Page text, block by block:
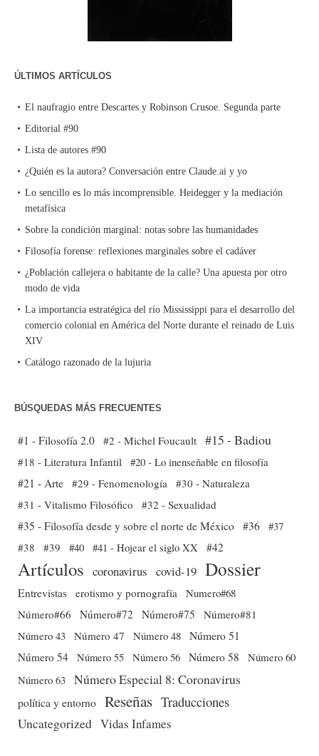
ÚLTIMOS ARTÍCULOS
El naufragio entre Descartes y Robinson Crusoe. Segunda parte
Editorial #90
Lista de autores #90
¿Quién es la autora? Conversación entre Claude.ai y yo
Lo sencillo es lo más incomprensible. Heidegger y la mediación
metafísica
Sobre la condición marginal: notas sobre las humanidades
Filosofía forense: reflexiones marginales sobre el cadáver
¿Población callejera o habitante de la calle? Una apuesta por otro
modo de vida
La importancia estratégica del río Mississippi para el desarrollo del
comercio colonial en América del Norte durante el reinado de Luis
XIV
Catálogo razonado de la lujuria
BÚSQUEDAS MÁS FRECUENTES
#1 - Filosofía 2.0 #2 - Michel Foucault #15 - Badiou
#18 - Literatura Infantil #20 - Lo inenseñable en filosofía
#21 - Arte #29 - Fenomenología
#30 - Naturaleza
#31 - Vitalismo Filosófico
#32 - Sexualidad
#35 - Filosofía desde y sobre el norte de México #36 #37
#38
#39 #40 #41 - Hojear el siglo XX #42
Artículos coronavirus covid-19 Dossier
Entrevistas erotismo y pornografía
Numero#68
Número#66
Número#72 Número#75
Número#81
Número 43 Número 47 Número 48 Número 51
Número 54 Número 55 Número 56 Número 58
Número 60
Número 63 Número Especial 8: Coronavirus
política y entorno Reseñas Traducciones
Uncategorized Vidas Infames